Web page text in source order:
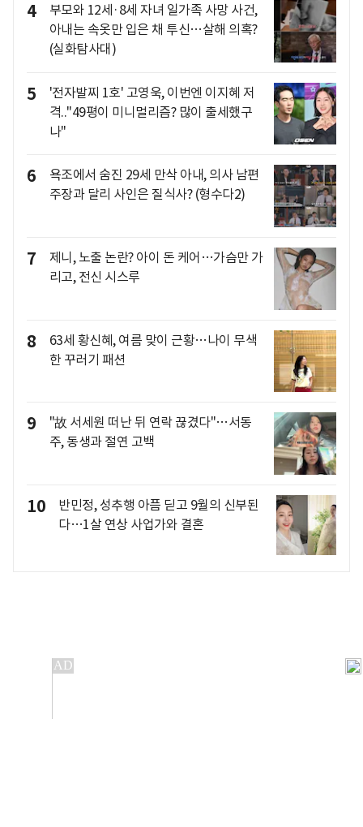
4
부모와 12세·8세 자녀 일가족 사망 사건,
아내는 속옷만 입은 채 투신…살해 의혹?
(실화탐사대)
5
'전자발찌 1호' 고영욱, 이번엔 이지혜 저
격.."49평이 미니멀리즘? 많이 출세했구
나"
6
욕조에서 숨진 29세 만삭 아내, 의사 남편
주장과 달리 사인은 질식사? (형수다2)
7
제니, 노출 논란? 아이 돈 케어…가슴만 가
리고, 전신 시스루
8
63세 황신혜, 여름 맞이 근황…나이 무색
한 꾸러기 패션
9
"故 서세원 떠난 뒤 연락 끊겼다"…서동
주, 동생과 절연 고백
10
반민정, 성추행 아픔 딛고 9월의 신부된
다…1살 연상 사업가와 결혼